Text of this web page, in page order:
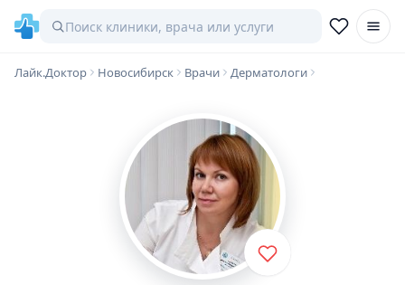
Лайк.Доктор Новосибирск Врачи Дерматологи